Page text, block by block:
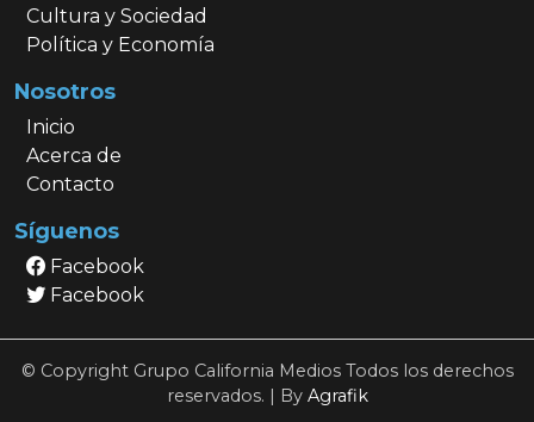
Cultura y Sociedad
Política y Economía
Nosotros
Inicio
Acerca de
Contacto
Síguenos
Facebook
Facebook
© Copyright Grupo California Medios Todos los derechos
reservados. | By Agrafik